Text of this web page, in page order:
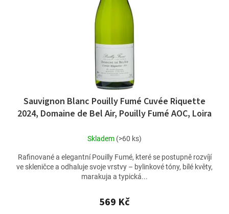
Sauvignon Blanc Pouilly Fumé Cuvée Riquette
2024, Domaine de Bel Air, Pouilly Fumé AOC, Loira
Skladem (>60 ks)
569 Kč
Rafinované a elegantní Pouilly Fumé, které se postupně rozvíjí
ve skleničce a odhaluje svoje vrstvy – bylinkové tóny, bílé květy,
marakuja a typická...